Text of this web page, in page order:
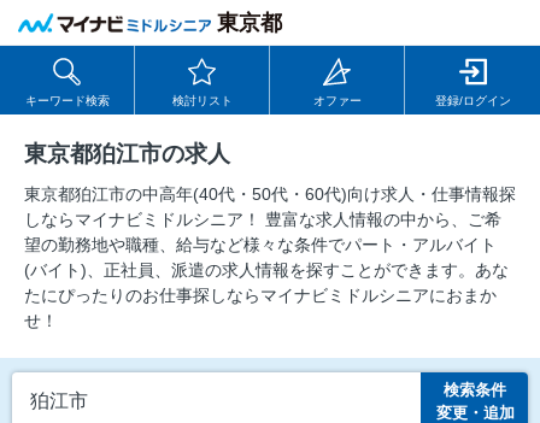
東京都
キーワード検索 検討リスト オファー 登録/ログイン
東京都狛江市の求人
東京都狛江市の中⾼年(40代・50代・60代)向け求⼈・仕事情報探
しならマイナビミドルシニア！ 豊富な求人情報の中から、ご希
望の勤務地や職種、給与など様々な条件でパート・アルバイト
(バイト)、正社員、派遣の求人情報を探すことができます。あな
たにぴったりのお仕事探しならマイナビミドルシニアにおまか
せ！
狛江市
検索条件
変更・追加